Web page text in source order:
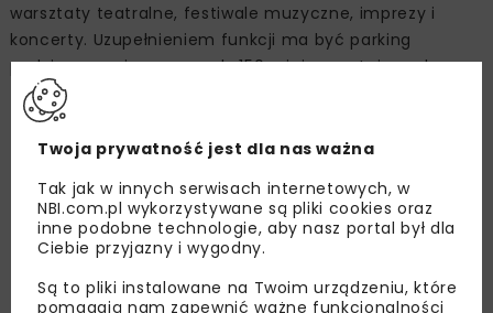
warsztaty teatralne, festiwale muzyczne, imprezy i
koncerty. Uzupełnieniem funkcji ma być parking
podziemny mieszczący ok. 150 miejsc postojowych.
Twoja prywatność jest dla nas ważna
Tak jak w innych serwisach internetowych, w
NBI.com.pl wykorzystywane są pliki cookies oraz
inne podobne technologie, aby nasz portal był dla
Ciebie przyjazny i wygodny.
Są to pliki instalowane na Twoim urządzeniu, które
pomagają nam zapewnić ważne funkcjonalności